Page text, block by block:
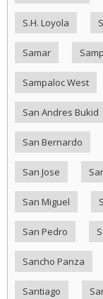
S.H. Loyola
Samar
Sampaloc West
San Andres Bukid
San Bernardo
San Jose
San Miguel
San Pedro
Sancho Panza
Santiago